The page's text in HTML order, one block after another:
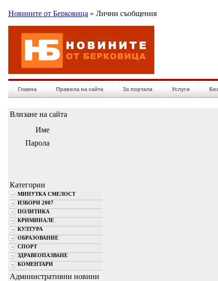
Новините от Берковица » Лични съобщения
Главна Правила на сайта За портала Услуги
Влизане на сайта
Име
Парола
Категории
МИНУТКА СМЕЛОСТ
ИЗБОРИ 2007
ПОЛИТИКА
КРИМИНАЛЕ
КУЛТУРА
ОБРАЗОВАНИЕ
СПОРТ
ЗДРАВЕОПАЗВАНЕ
КОМЕНТАРИ
Административни новини